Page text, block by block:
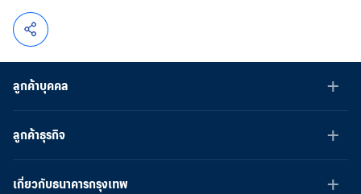
ลูกค้าบุคคล
ลูกค้าธุรกิจ
เกี่ยวกับธนาคารกรุงเทพ